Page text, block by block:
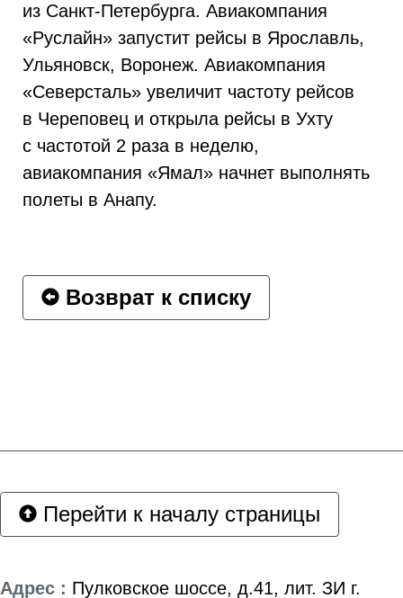
из Санкт-Петербурга. Авиакомпания
«Руслайн» запустит рейсы в Ярославль,
Ульяновск, Воронеж. Авиакомпания
«Северсталь» увеличит частоту рейсов
в Череповец и открыла рейсы в Ухту
с частотой 2 раза в неделю,
авиакомпания «Ямал» начнет выполнять
полеты в Анапу.
Возврат к списку
Перейти к началу страницы
Адрес : Пулковское шоссе, д.41, лит. ЗИ г.